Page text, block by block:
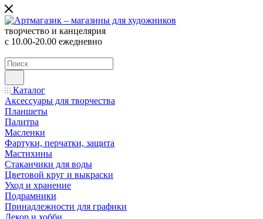
творчество и канцелярия
с 10.00-20.00 ежедневно
Каталог
Аксессуары для творчества
Планшеты
Палитра
Масленки
Фартуки, перчатки, защита
Мастихины
Стаканчики для воды
Цветовой круг и выкраски
Уход и хранение
Подрамники
Принадлежности для графики
Декор и хобби